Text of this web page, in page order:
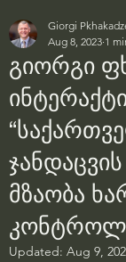
გიორგი
მზაობა
Giorgi
Aug 8, 2023 1
Updated: Aug 9,